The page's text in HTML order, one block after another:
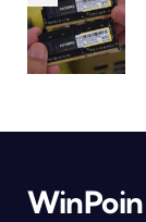
WinPoin